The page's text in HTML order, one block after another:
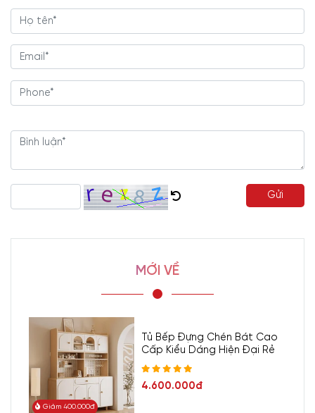
Gửi
MỚI VỀ
Giảm 400.000đ
Tủ Bếp Đựng Chén Bát Cao
Cấp Kiểu Dáng Hiện Đại Rẻ
4.600.000đ